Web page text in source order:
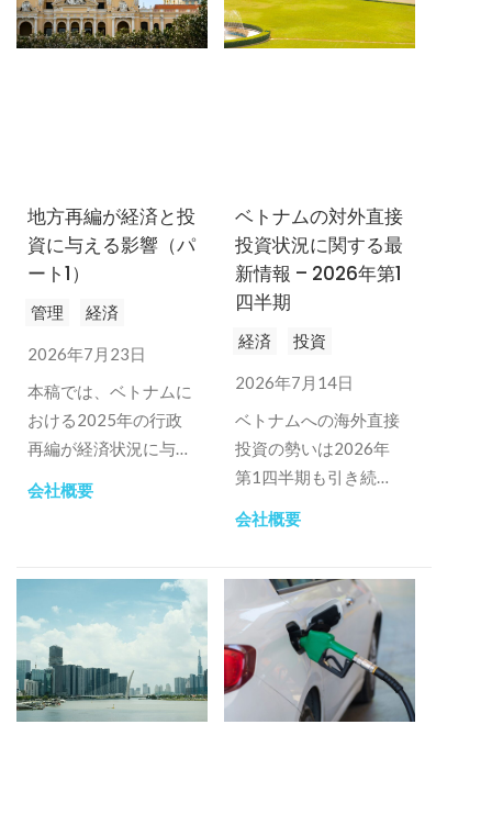
地方再編が経済と投
資に与える影響（パ
ート1）
管理 経済
2026年7月23日
本稿では、ベトナムに
おける2025年の行政
再編が経済状況に与え
る。.
会社概要
ベトナムの対外直接
投資状況に関する最
新情報 – 2026年第1
四半期
経済 投資
2026年7月14日
ベトナムへの海外直接
投資の勢いは2026年
第1四半期も引き続き
された記録的な成長傾
米ドルに達する見込み
です。.
会社概要
ニュースレターを購読する